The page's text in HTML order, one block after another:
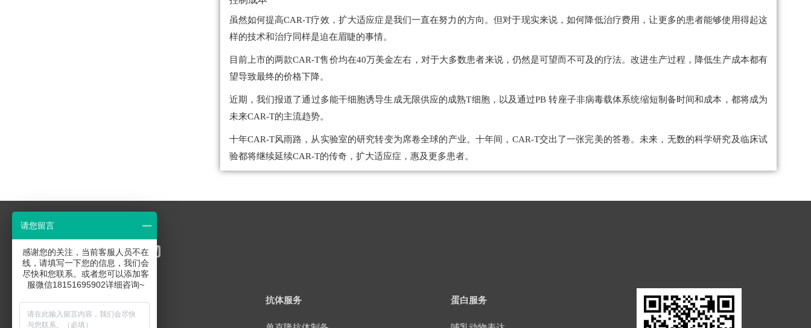
虽然如何提高CAR-T疗效，扩大适应症是我们一直在努力的方向。但对于现实来说，如何降低治疗费用，让更多的患者能够使用得起这
样的技术和治疗同样是迫在眉睫的事情。
目前上市的两款CAR-T售价均在40万美金左右，对于大多数患者来说，仍然是可望而不可及的疗法。改进生产过程，降低生产成本都有
望导致最终的价格下降。
近期，我们报道了通过多能干细胞诱导生成无限供应的成熟T细胞，以及通过PB 转座子非病毒载体系统缩短制备时间和成本，都将成为
未来CAR-T的主流趋势。
十年CAR-T风雨路，从实验室的研究转变为席卷全球的产业。十年间，CAR-T交出了一张完美的答卷。未来，无数的科学研究及临床试
验都将继续延续CAR-T的传奇，扩大适应症，惠及更多患者。
销售联系：18151695902
抗体服务 蛋白服务
请您留言
感谢您的关注，当前客服人员不在
线，请填写一下您的信息，我们会
尽快和您联系。或者您可以添加客
服微信18151695902详细咨询~